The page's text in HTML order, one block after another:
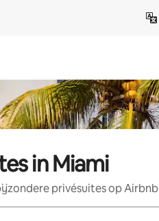
in Miami
privésuites op Airbnb